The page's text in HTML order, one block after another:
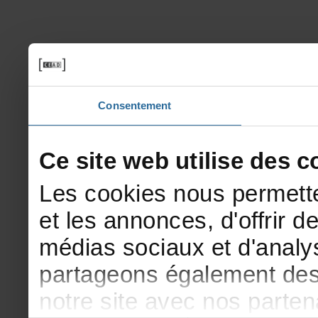
Consentement